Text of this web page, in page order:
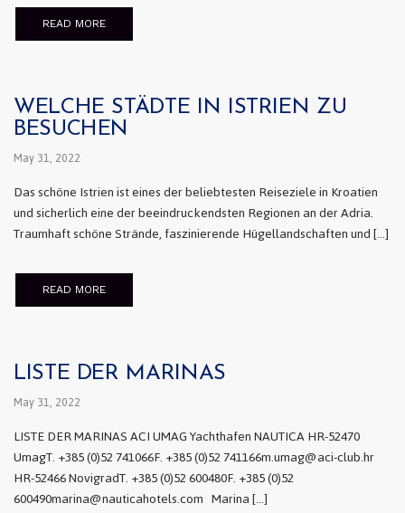
READ MORE
WELCHE STÄDTE IN ISTRIEN ZU
BESUCHEN
May 31, 2022
Das schöne Istrien ist eines der beliebtesten Reiseziele in Kroatien
und sicherlich eine der beeindruckendsten Regionen an der Adria.
Traumhaft schöne Strände, faszinierende Hügellandschaften und […]
READ MORE
LISTE DER MARINAS
May 31, 2022
LISTE DER MARINAS ACI UMAG Yachthafen NAUTICA HR-52470
UmagT. +385 (0)52 741066F. +385 (0)52 741166m.umag@aci-club.hr
HR-52466 NovigradT. +385 (0)52 600480F. +385 (0)52
600490marina@nauticahotels.com Marina […]